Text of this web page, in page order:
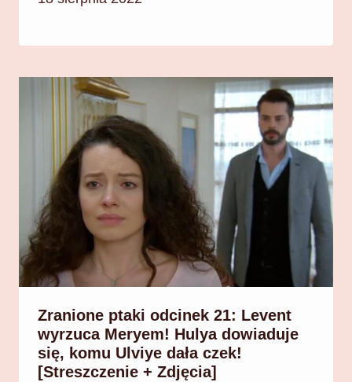
Zranione ptaki odcinek 21: Levent
wyrzuca Meryem! Hulya dowiaduje
się, komu Ulviye dała czek!
[Streszczenie + Zdjęcia]